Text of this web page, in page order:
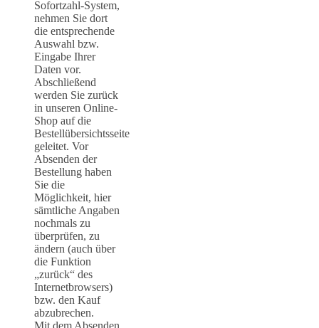
Sofortzahl-System,
nehmen Sie dort
die entsprechende
Auswahl bzw.
Eingabe Ihrer
Daten vor.
Abschließend
werden Sie zurück
in unseren Online-
Shop auf die
Bestellübersichtsseite
geleitet. Vor
Absenden der
Bestellung haben
Sie die
Möglichkeit, hier
sämtliche Angaben
nochmals zu
überprüfen, zu
ändern (auch über
die Funktion
„zurück“ des
Internetbrowsers)
bzw. den Kauf
abzubrechen.
Mit dem Absenden